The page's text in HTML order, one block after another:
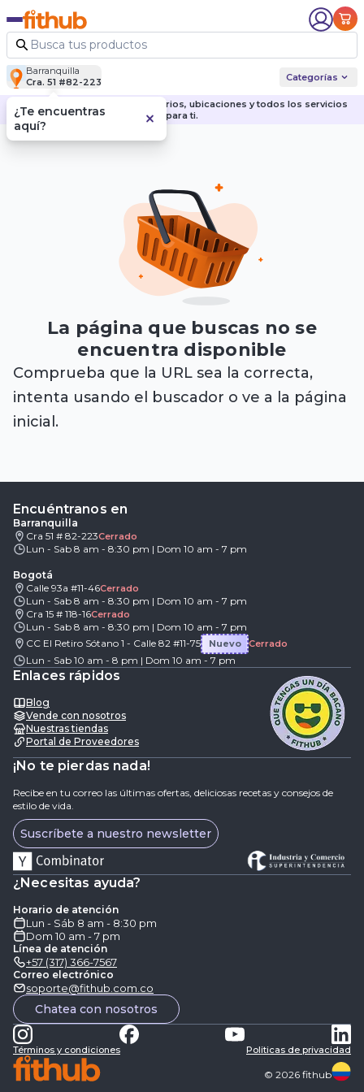
Barranquilla
Cra. 51 #82-223
Categorías
Descubre nuestras sedes, horarios, ubicaciones y todos los servicios
para ti.
La página que buscas no se
encuentra disponible
Comprueba que la URL sea la correcta,
intenta usando el buscador o ve a la página
inicial.
Encuéntranos en
Barranquilla
Cra 51 # 82-223Cerrado
Lun - Sab 8 am - 8:30 pm | Dom 10 am - 7 pm
Bogotá
Calle 93a #11-46Cerrado
Lun - Sab 8 am - 8:30 pm | Dom 10 am - 7 pm
Cra 15 # 118-16Cerrado
Lun - Sab 8 am - 8:30 pm | Dom 10 am - 7 pm
CC El Retiro Sótano 1 - Calle 82 #11-75
Nuevo Cerrado
Lun - Sab 10 am - 8 pm | Dom 10 am - 7 pm
Enlaces rápidos
Blog
Vende con nosotros
Nuestras tiendas
Portal de Proveedores
¡No te pierdas nada!
Recibe en tu correo las últimas ofertas, deliciosas recetas y consejos de
estilo de vida.
Suscríbete a nuestro newsletter
¿Necesitas ayuda?
Horario de atención
Lun - Sáb 8 am - 8:30 pm
Dom 10 am - 7 pm
Línea de atención
+57 (317) 366-7567
Correo electrónico
soporte@fithub.com.co
Chatea con nosotros
Términos y condiciones Politicas de privacidad
© 2026 fithub
¿Te encuentras
aquí?